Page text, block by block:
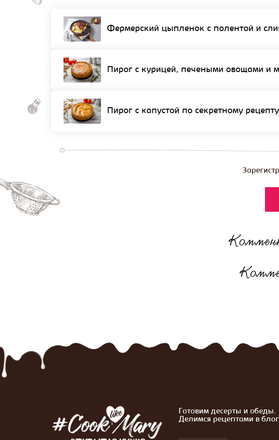
Фермерский цыпленок с полентой и
Пирог с курицей, печеными овощами и
Пирог с капустой по секретному
Готовим десерты и обеды.
Делимся рецептами в